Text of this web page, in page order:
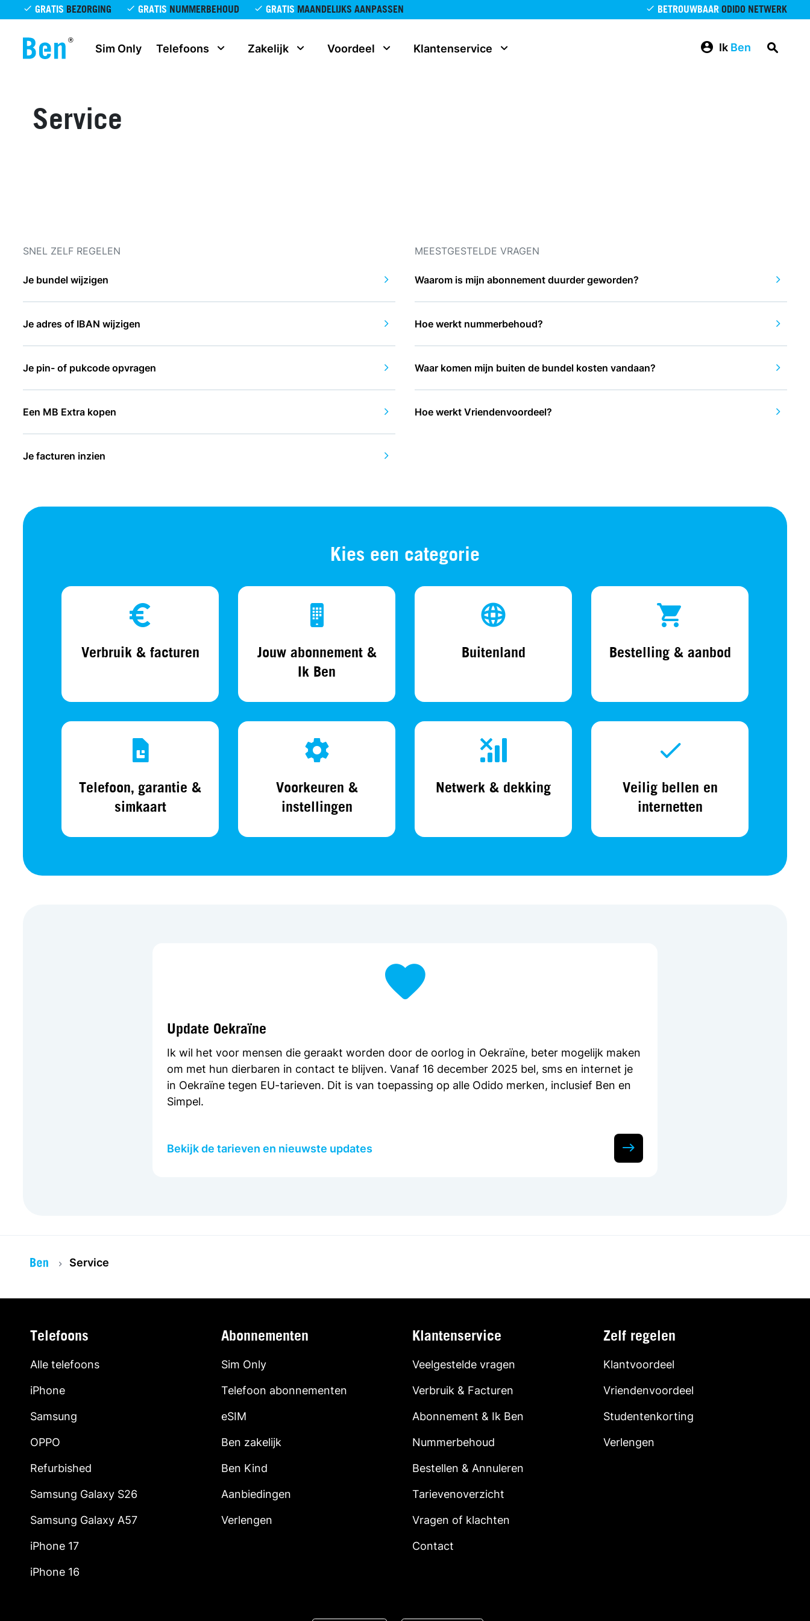
Overslaan en naar de inhoud gaan
GRATIS BEZORGING GRATIS NUMMERBEHOUD GRATIS MAANDELIJKS AANPASSEN BETROUWBAAR ODIDO NETWERK
Sim Only Telefoons Zakelijk Voordeel Klantenservice Ik Ben
Service
SNEL ZELF REGELEN
Je bundel wijzigen
Je adres of IBAN wijzigen
Je pin- of pukcode opvragen
Een MB Extra kopen
Je facturen inzien
MEESTGESTELDE VRAGEN
Waarom is mijn abonnement duurder geworden?
Hoe werkt nummerbehoud?
Waar komen mijn buiten de bundel kosten vandaan?
Hoe werkt Vriendenvoordeel?
Kies een categorie
Verbruik & facturen
Jouw abonnement &
Ik Ben
Buitenland Bestelling & aanbod
Telefoon, garantie &
simkaart
Voorkeuren &
instellingen
Netwerk & dekking
Veilig bellen en
internetten
Update Oekraïne
Ik wil het voor mensen die geraakt worden door de oorlog in Oekraïne, beter mogelijk maken
om met hun dierbaren in contact te blijven. Vanaf 16 december 2025 bel, sms en internet je
in Oekraïne tegen EU-tarieven. Dit is van toepassing op alle Odido merken, inclusief Ben en
Simpel.
Bekijk de tarieven en nieuwste updates
Service
Telefoons
Alle telefoons
iPhone
Samsung
OPPO
Refurbished
Samsung Galaxy S26
Samsung Galaxy A57
iPhone 17
iPhone 16
Abonnementen
Sim Only
Telefoon abonnementen
eSIM
Ben zakelijk
Ben Kind
Aanbiedingen
Verlengen
Klantenservice
Veelgestelde vragen
Verbruik & Facturen
Abonnement & Ik Ben
Nummerbehoud
Bestellen & Annuleren
Tarievenoverzicht
Vragen of klachten
Contact
Zelf regelen
Klantvoordeel
Vriendenvoordeel
Studentenkorting
Verlengen